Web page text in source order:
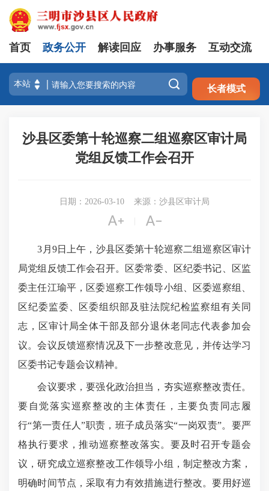
注册 登录
首页 政务公开 解读回应 办事服务 互动交流
 长者模式
沙县区委第十轮巡察二组巡察区审计局
党组反馈工作会召开
日期：2026-03-10 来源：沙县区审计局
 
3月9日上午，沙县区委第十轮巡察二组巡察区审计
局党组反馈工作会召开。区委常委、区纪委书记、区监
委主任江瑜平，区委巡察工作领导小组、区委巡察组、
区纪委监委、区委组织部及驻法院纪检监察组有关同
志，区审计局全体干部及部分退休老同志代表参加会
议。会议反馈巡察情况及下一步整改意见，并传达学习
区委书记专题会议精神。
会议要求，要强化政治担当，夯实巡察整改责任。
要自觉落实巡察整改的主体责任，主要负责同志履
行“第一责任人”职责，班子成员落实“一岗双责”。要严
格执行要求，推动巡察整改落实。要及时召开专题会
议，研究成立巡察整改工作领导小组，制定整改方案，
明确时间节点，采取有力有效措施进行整改。要用好巡